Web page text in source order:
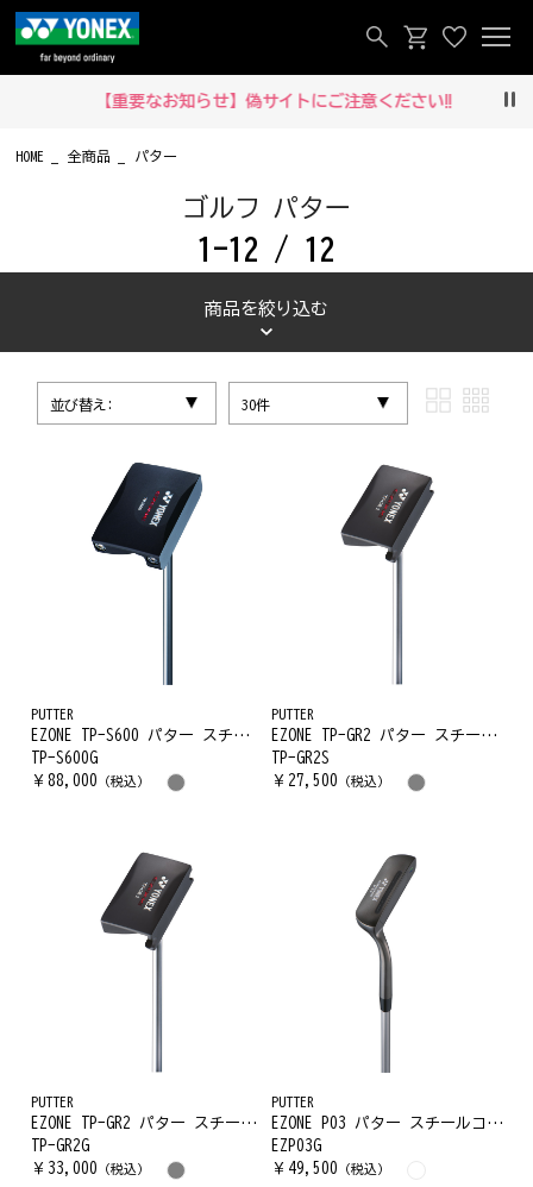
【重要なお知らせ】偽サイトにご注意ください‼
HOME 全商品 パター
ゴルフ パター
1-12 / 12
商品を絞り込む
並び替え: 30件
PUTTER
EZONE TP-S600 パター スチールコアシャフト
TP-S600G
￥ 88,000 （税込）
PUTTER
EZONE TP-GR2 パター スチールシャフト
TP-GR2S
￥ 27,500 （税込）
PUTTER
EZONE TP-GR2 パター スチールコアシャフト
TP-GR2G
￥ 33,000 （税込）
PUTTER
EZONE P03 パター スチールコアシャフト
EZP03G
￥ 49,500 （税込）